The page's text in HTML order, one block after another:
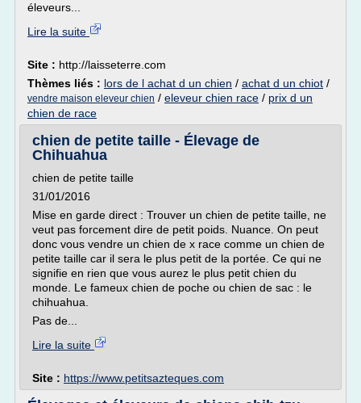
éleveurs...
Lire la suite
Site : http://laisseterre.com
Thèmes liés : lors de l achat d un chien / achat d un chiot /
vendre maison eleveur chien / eleveur chien race / prix d un
chien de race
chien de petite taille - Élevage de
Chihuahua
chien de petite taille
31/01/2016
Mise en garde direct : Trouver un chien de petite taille, ne
veut pas forcement dire de petit poids. Nuance. On peut
donc vous vendre un chien de x race comme un chien de
petite taille car il sera le plus petit de la portée. Ce qui ne
signifie en rien que vous aurez le plus petit chien du
monde. Le fameux chien de poche ou chien de sac : le
chihuahua.
Pas de...
Lire la suite
Site : https://www.petitsazteques.com